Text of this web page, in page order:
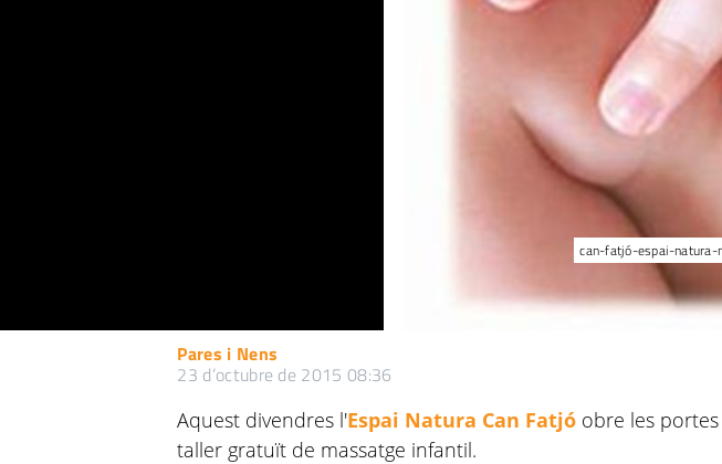
can-fatjó-espai-natura-
Pares i Nens
23 d’octubre de 2015 08:36
Aquest divendres l'Espai Natura Can Fatjó obre les
taller gratuït de massatge infantil.